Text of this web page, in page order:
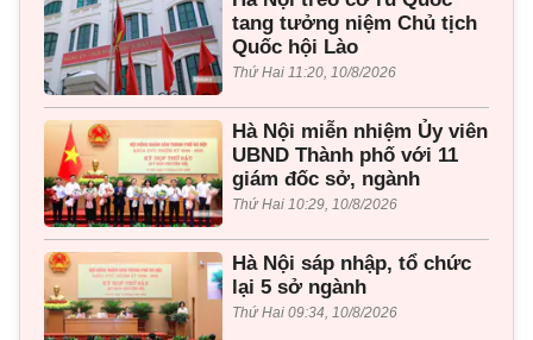
tang tưởng niệm Chủ tịch
Quốc hội Lào
Thứ Hai 11:20, 10/8/2026
Hà Nội miễn nhiệm Ủy viên
UBND Thành phố với 11
giám đốc sở, ngành
Thứ Hai 10:29, 10/8/2026
Hà Nội sáp nhập, tổ chức
lại 5 sở ngành
Thứ Hai 09:34, 10/8/2026